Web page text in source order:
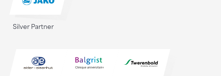
Silver Partner